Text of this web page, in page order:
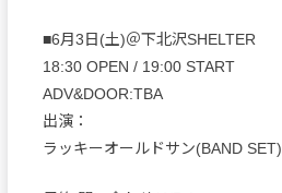
■6月3日(土)＠下北沢SHELTER
18:30 OPEN / 19:00 START
ADV&DOOR:TBA
出演：
ラッキーオールドサン(BAND SET)